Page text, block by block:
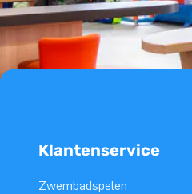
Klantenservice
Zwembadspelen